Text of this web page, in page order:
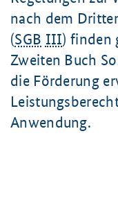
nach dem
(SGB III) finden
Zweiten Buch
die Förderung
Anwendung.